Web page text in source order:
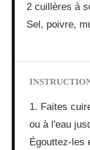
2 cuillères à
Sel, poivre,
1. Faites
ou à l'eau
Égouttez-les